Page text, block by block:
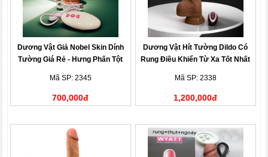
Dương Vật Giả Nobel Skin Dính
Tường Giá Rẻ - Hưng Phấn Tột
Mã SP: 2345
700,000đ
Dương Vật Hít Tường Dildo Có
Rung Điều Khiển Từ Xa Tốt Nhất
Mã SP: 2338
1,200,000đ